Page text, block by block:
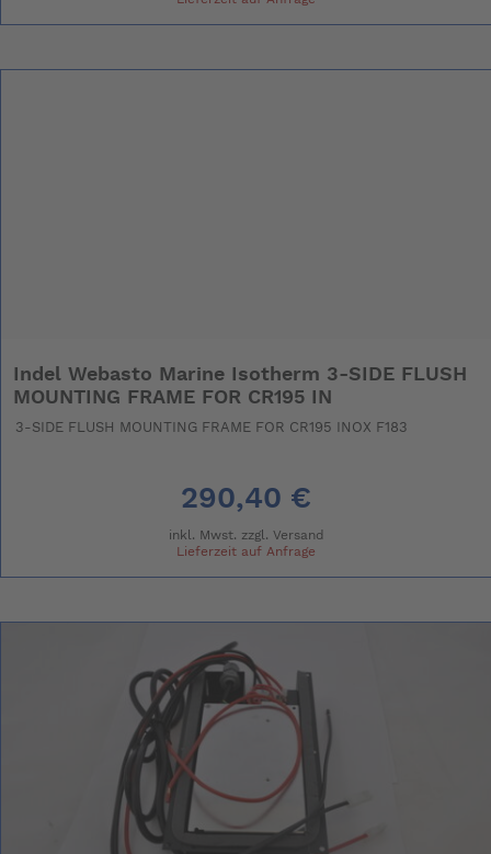
Indel Webasto Marine Isotherm 3-SIDE FLUSH
MOUNTING FRAME FOR CR195 IN
3-SIDE FLUSH MOUNTING FRAME FOR CR195 INOX F183
290,40 €
inkl. Mwst. zzgl. Versand
Lieferzeit auf Anfrage